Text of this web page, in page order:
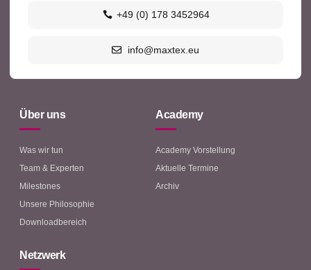
+49 (0) 178 3452964
info@maxtex.eu
Über uns
Was wir tun
Team & Experten
Milestones
Unsere Philosophie
Downloadbereich
Academy
Academy Vorstellung
Aktuelle Termine
Archiv
Netzwerk